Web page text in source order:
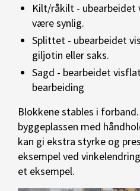
Kilt/råkilt - ubearbeidet
være synlig.
Splittet - ubearbeidet
giljotin eller saks.
Sagd - bearbeidet
bearbeiding
Blokkene stables i
byggeplassen med
kan gi ekstra styrke og
eksempel ved
et eksempel.